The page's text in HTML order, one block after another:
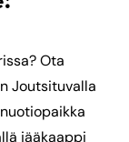
Ota
Joutsituvalla
jääkaappi